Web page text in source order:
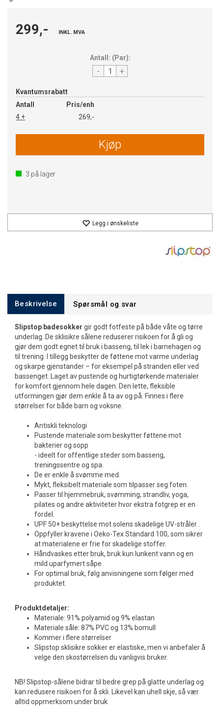
299,- INKL. MVA
Antall: (Par):
- +
Kvantumsrabatt
Antall
Pris/enh
4 +
269,-
Kjøp
3 på lager
Legg i ønskeliste
Beskrivelse Spørsmål og svar
Slipstop badesokker gir godt fotfeste på både våte og tørre
underlag. De sklisikre sålene reduserer risikoen for å gli og
gjør dem godt egnet til bruk i basseng, til lek i barnehagen og
til trening. I tillegg beskytter de føttene mot varme underlag
og skarpe gjenstander – for eksempel på stranden eller ved
bassenget. Laget av pustende og hurtigtørkende materialer
for komfort gjennom hele dagen. Den lette, fleksible
utformingen gjør dem enkle å ta av og på. Finnes i flere
størrelser for både barn og voksne.
Antiskli teknologi
Pustende materiale som beskytter føttene mot
bakterier og sopp
- ideelt for offentlige steder som basseng,
treningssentre og spa.
De er enkle å svømme med.
Mykt, fleksibelt materiale som tilpasser seg foten.
Passer til hjemmebruk, svømming, strandliv, yoga,
pilates og andre aktiviteter hvor ekstra fotgrep er en
fordel.
UPF 50+ beskyttelse mot solens skadelige UV-stråler .
Oppfyller kravene i Oeko-Tex Standard 100, som sikrer
at materialene er frie for skadelige stoffer.
Håndvaskes etter bruk, bruk kun lunkent vann og en
mild uparfymert såpe.
For optimal bruk, følg anvisningene som følger med
produktet.
Produktdetaljer:
Materiale: 91% polyamid og 9% elastan
Materiale såle: 87% PVC og 13% bomull
Kommer i flere størrelser
Slipstop sklisikre sokker er elastiske, men vi anbefaler å
velge den skostørrelsen du vanligvis bruker.
NB! Slipstop-sålene bidrar til bedre grep på glatte underlag og
kan redusere risikoen for å skli. Likevel kan uhell skje, så vær
alltid oppmerksom under bruk.